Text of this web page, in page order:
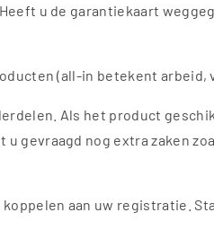
u de garantiekaart
(all-in betekent
Als het product
gevraagd nog extra zaken
aan uw registratie.